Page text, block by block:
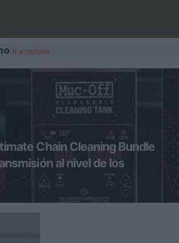
Ir a noticias
Chain Cleaning Bundle
al nivel de los
marca británica utiliza tecnología de